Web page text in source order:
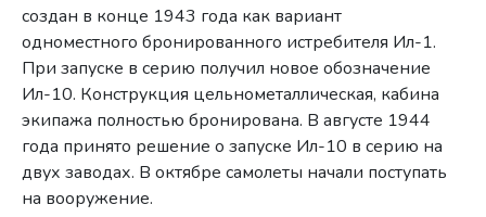
создан в конце 1943 года как вариант
одноместного бронированного истребителя Ил-1.
При запуске в серию получил новое обозначение
Ил-10. Конструкция цельнометаллическая, кабина
экипажа полностью бронирована. В августе 1944
года принято решение о запуске Ил-10 в серию на
двух заводах. В октябре самолеты начали поступать
на вооружение.